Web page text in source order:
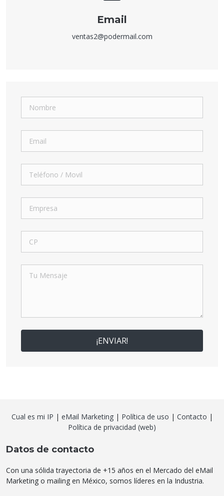
Email
ventas2@podermail.com
¡ENVIAR!
Cual es mi IP | eMail Marketing| Política de uso | Contacto |
Política de privacidad (web)
Datos de contacto
Con una sólida trayectoria de +15 años en el Mercado del eMail
Marketing o mailing en México, somos líderes en la Industria.